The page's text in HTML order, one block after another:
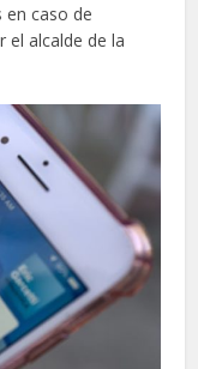
en caso de
alcalde de la